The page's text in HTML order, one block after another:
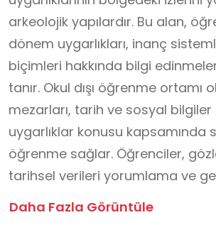
arkeolojik yapılardır. Bu alan,
dönem uygarlıkları, inanç
biçimleri hakkında bilgi
tanır. Okul dışı öğrenme ortamı
mezarları, tarih ve sosyal
uygarlıklar konusu kapsamında
öğrenme sağlar. Öğrenciler,
tarihsel verileri yorumlama ve
arasında bağlantı kurma
Daha Fazla Görüntüle